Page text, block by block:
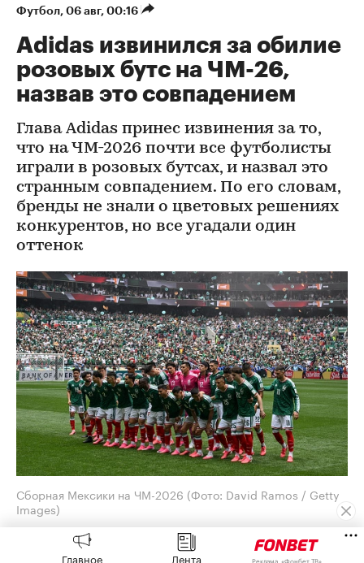
Футбол⁠, 06 авг, 00:16
Adidas извинился за обилие
розовых бутс на ЧМ-26,
назвав это совпадением
Глава Adidas принес извинения за то,
что на ЧМ-2026 почти все футболисты
играли в розовых бутсах, и назвал это
странным совпадением. По его словам,
бренды не знали о цветовых решениях
конкурентов, но все угадали один
оттенок
Сборная Мексики на ЧМ-2026 (Фото: David Ramos / Getty
Images)
Генеральный директор Adidas Бьорн Гульден
принес извинения за обилие розовых бутс на
Главное Лента Реклама, «Фонбет ТВ»